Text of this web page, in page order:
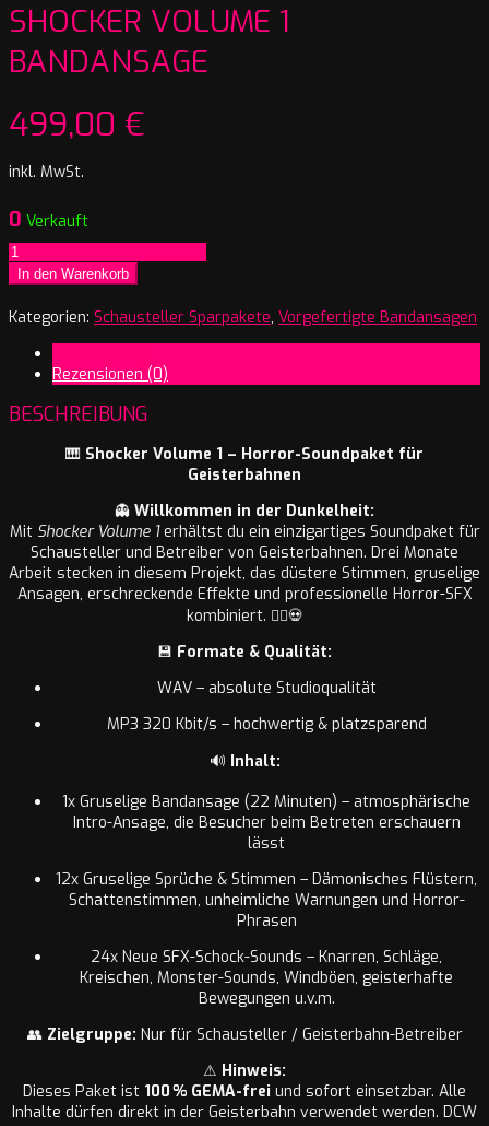
SHOCKER VOLUME 1
BANDANSAGE
499,00 €
inkl. MwSt.
0 Verkauft
Shocker
Volume
1
Bandansage
In den Warenkorb
Kategorien: Schausteller Sparpakete, Vorgefertigte Bandansagen
Rezensionen (0)
BESCHREIBUNG
🎹 Shocker Volume 1 – Horror-Soundpaket für
Geisterbahnen
👻 Willkommen in der Dunkelheit:
Mit Shocker Volume 1erhältst du ein einzigartiges Soundpaket für
Schausteller und Betreiber von Geisterbahnen. Drei Monate
Arbeit stecken in diesem Projekt, das düstere Stimmen, gruselige
Ansagen, erschreckende Effekte und professionelle Horror-SFX
kombiniert. 🧟‍♀️💀
💾 Formate & Qualität:
WAV – absolute Studioqualität
MP3 320 Kbit/s – hochwertig & platzsparend
🔊 Inhalt:
1x Gruselige Bandansage (22 Minuten) – atmosphärische
Intro-Ansage, die Besucher beim Betreten erschauern
lässt
12x Gruselige Sprüche & Stimmen – Dämonisches Flüstern,
Schattenstimmen, unheimliche Warnungen und Horror-
Phrasen
24x Neue SFX-Schock-Sounds – Knarren, Schläge,
Kreischen, Monster-Sounds, Windböen, geisterhafte
Bewegungen u.v.m.
👥 Zielgruppe: Nur für Schausteller / Geisterbahn-Betreiber
⚠ Hinweis:
Dieses Paket ist 100 % GEMA-frei und sofort einsetzbar. Alle
Inhalte dürfen direkt in der Geisterbahn verwendet werden. DCW